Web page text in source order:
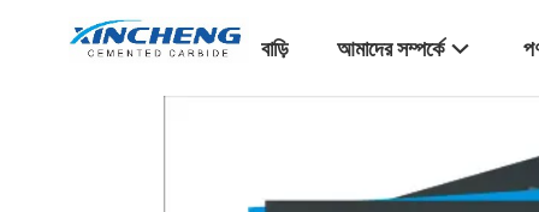
বাড়ি আমাদের সম্পর্কে